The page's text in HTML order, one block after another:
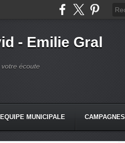
- Emilie Gral
écoute
MUNICIPALE CAMPAGNES